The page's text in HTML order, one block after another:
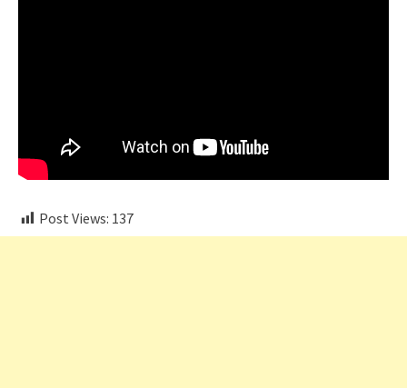
Post Views: 137